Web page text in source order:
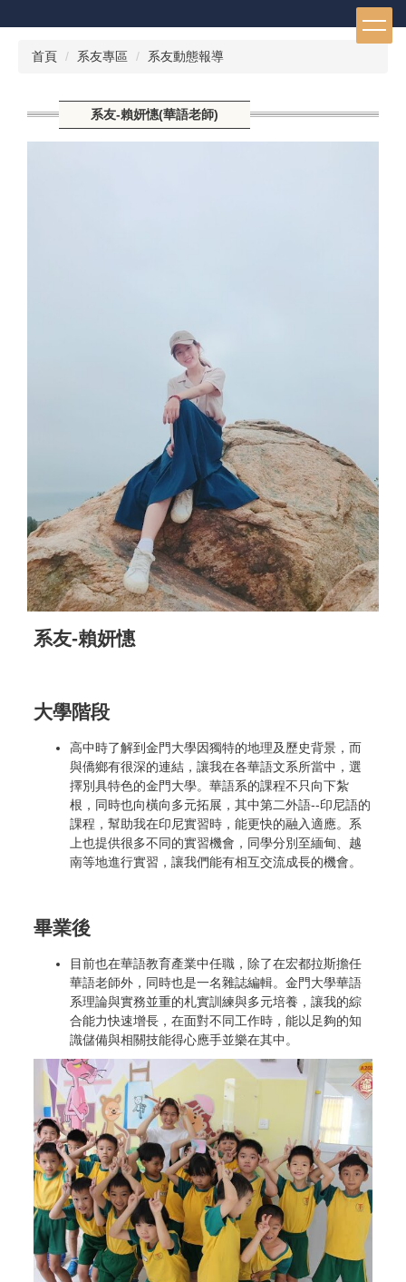
到
首頁 系友專區 系友動態報導
系友-賴妍憓(華語老師)
系友-賴妍憓
大學階段
高中時了解到金門大學因獨特的地理及歷史背景，而
與僑鄉有很深的連結，讓我在各華語文系所當中，選
擇別具特色的金門大學。華語系的課程不只向下紮
根，同時也向橫向多元拓展，其中第二外語--印尼語的
課程，幫助我在印尼實習時，能更快的融入適應。系
上也提供很多不同的實習機會，同學分別至緬甸、越
南等地進行實習，讓我們能有相互交流成長的機會。
畢業後
目前也在華語教育產業中任職，除了在宏都拉斯擔任
華語老師外，同時也是一名雜誌編輯。金門大學華語
系理論與實務並重的札實訓練與多元培養，讓我的綜
合能力快速增長，在面對不同工作時，能以足夠的知
識儲備與相關技能得心應手並樂在其中。